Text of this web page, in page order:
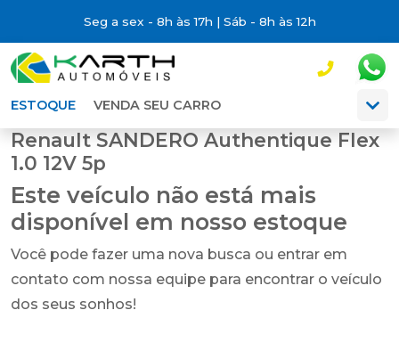
Seg a sex - 8h às 17h | Sáb - 8h às 12h
ESTOQUE VENDA SEU CARRO
Renault SANDERO Authentique Flex
1.0 12V 5p
Este veículo não está mais
disponível em nosso estoque
Você pode fazer uma nova busca ou entrar em
contato com nossa equipe para encontrar o veículo
dos seus sonhos!